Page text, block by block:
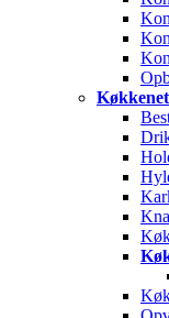
Køkkenet